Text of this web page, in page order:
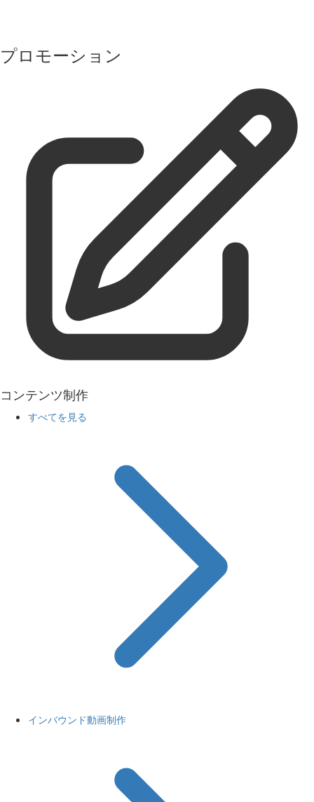
プロモーション
コンテンツ制作
すべてを見る
インバウンド動画制作